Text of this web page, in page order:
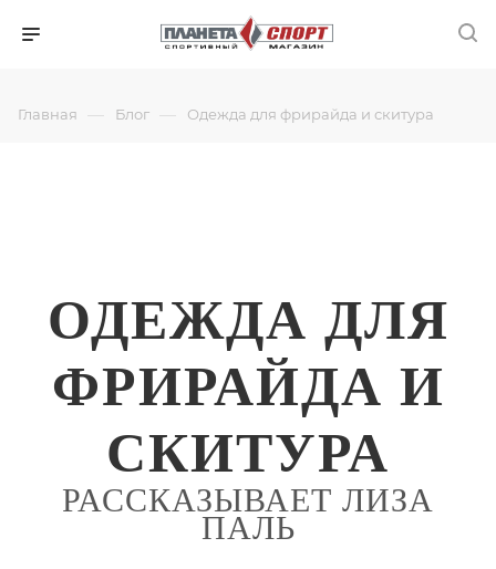
Главная — Блог — Одежда для фрирайда и скитура
ОДЕЖДА ДЛЯ
ФРИРАЙДА И
СКИТУРА
РАССКАЗЫВАЕТ ЛИЗА
ПАЛЬ